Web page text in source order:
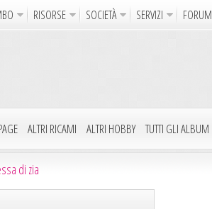
RISORSE SOCIETÀ SERVIZI FORUM
Smiles Sfondi Programmi
Religione Aforismi
ALTRI RICAMI ALTRI HOBBY TUTTI GLI ALBUM
di zia